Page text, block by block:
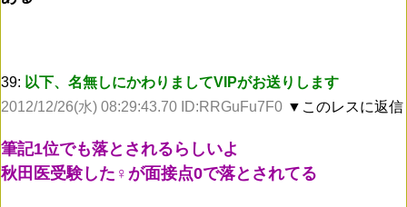
39: 以下、名無しにかわりましてVIPがお送りします
2012/12/26(水) 08:29:43.70 ID:RRGuFu7F0 ▼このレスに返信
筆記1位でも落とされるらしいよ
秋田医受験した♀が面接点0で落とされてる